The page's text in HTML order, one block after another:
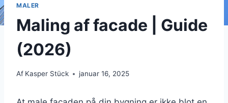
MALER
Maling af facade | Guide
(2026)
Af Kasper Stück januar 16, 2025